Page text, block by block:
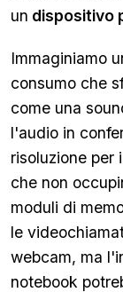
un dispositivo
Immaginiamo
consumo che
come una
l'audio in
risoluzione per
che non
moduli di
le
webcam, ma
notebook